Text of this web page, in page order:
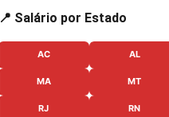
📍 Salário por Estado
AC AL
MA MT
RJ RN